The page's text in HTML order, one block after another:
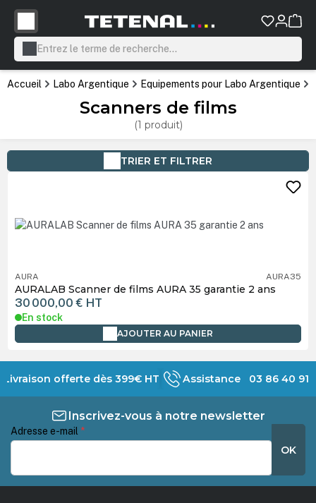
principal
Accueil Labo Argentique Equipements pour Labo Argentique
Scanners de films
(1 produit)
TRIER ET FILTRER
AURA AURA35
AURALAB Scanner de films AURA 35 garantie 2 ans
30 000,00 € HT
En stock
AJOUTER AU PANIER
Livraison offerte dès 399€ HT Assistance 03 86 40 91
Inscrivez-vous à notre newsletter
Adresse e-mail *
OK